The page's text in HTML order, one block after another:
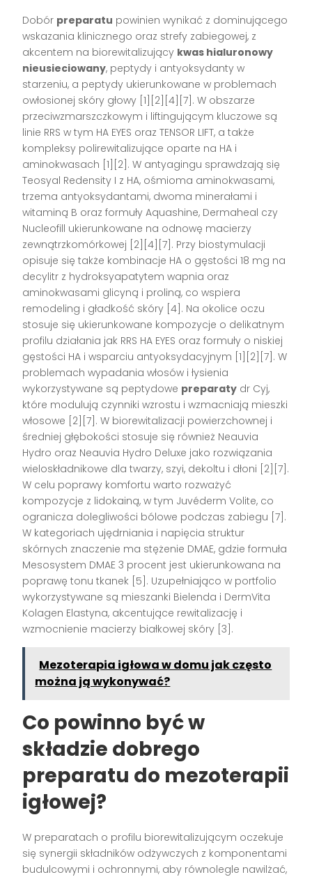
Dobór preparatu powinien wynikać z dominującego
wskazania klinicznego oraz strefy zabiegowej, z
akcentem na biorewitalizujący kwas hialuronowy
nieusieciowany, peptydy i antyoksydanty w
starzeniu, a peptydy ukierunkowane w problemach
owłosionej skóry głowy [1][2][4][7]. W obszarze
przeciwzmarszczkowym i liftingującym kluczowe są
linie RRS w tym HA EYES oraz TENSOR LIFT, a także
kompleksy polirewitalizujące oparte na HA i
aminokwasach [1][2]. W antyagingu sprawdzają się
Teosyal Redensity I z HA, ośmioma aminokwasami,
trzema antyoksydantami, dwoma minerałami i
witaminą B oraz formuły Aquashine, Dermaheal czy
Nucleofill ukierunkowane na odnowę macierzy
zewnątrzkomórkowej [2][4][7]. Przy biostymulacji
opisuje się także kombinacje HA o gęstości 18 mg na
decylitr z hydroksyapatytem wapnia oraz
aminokwasami glicyną i proliną, co wspiera
remodeling i gładkość skóry [4]. Na okolice oczu
stosuje się ukierunkowane kompozycje o delikatnym
profilu działania jak RRS HA EYES oraz formuły o niskiej
gęstości HA i wsparciu antyoksydacyjnym [1][2][7]. W
problemach wypadania włosów i łysienia
wykorzystywane są peptydowe preparaty dr Cyj,
które modulują czynniki wzrostu i wzmacniają mieszki
włosowe [2][7]. W biorewitalizacji powierzchownej i
średniej głębokości stosuje się również Neauvia
Hydro oraz Neauvia Hydro Deluxe jako rozwiązania
wieloskładnikowe dla twarzy, szyi, dekoltu i dłoni [2][7].
W celu poprawy komfortu warto rozważyć
kompozycje z lidokainą, w tym Juvéderm Volite, co
ogranicza dolegliwości bólowe podczas zabiegu [7].
W kategoriach ujędrniania i napięcia struktur
skórnych znaczenie ma stężenie DMAE, gdzie formuła
Mesosystem DMAE 3 procent jest ukierunkowana na
poprawę tonu tkanek [5]. Uzupełniająco w portfolio
wykorzystywane są mieszanki Bielenda i DermVita
Kolagen Elastyna, akcentujące rewitalizację i
wzmocnienie macierzy białkowej skóry [3].
Mezoterapia igłowa w domu jak często
można ją wykonywać?
Co powinno być w
składzie dobrego
preparatu do mezoterapii
igłowej?
W preparatach o profilu biorewitalizującym oczekuje
się synergii składników odżywczych z komponentami
budulcowymi i ochronnymi, aby równolegle nawilżać,